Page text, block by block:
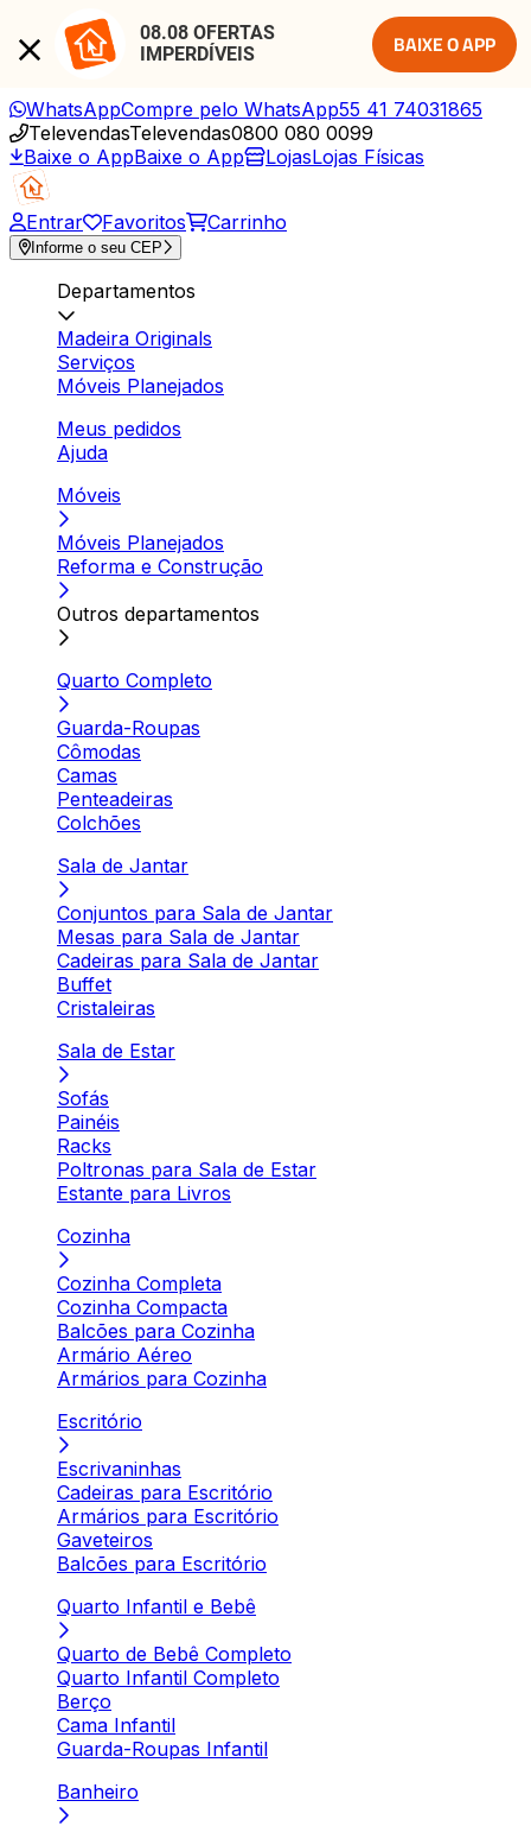
08.08 OFERTAS
IMPERDÍVEIS
BAIXE O APP
WhatsAppCompre pelo WhatsApp55 41 74031865
TelevendasTelevendas0800 080 0099
Baixe o AppBaixe o App LojasLojas Físicas
Entrar Favoritos Carrinho
Informe o seu CEP
Departamentos
Madeira Originals
Serviços
Móveis Planejados
Meus pedidos
Ajuda
Móveis
Móveis Planejados
Reforma e Construção
Outros departamentos
Quarto Completo
Guarda-Roupas
Cômodas
Camas
Penteadeiras
Colchões
Sala de Jantar
Conjuntos para Sala de Jantar
Mesas para Sala de Jantar
Cadeiras para Sala de Jantar
Buffet
Cristaleiras
Sala de Estar
Sofás
Painéis
Racks
Poltronas para Sala de Estar
Estante para Livros
Cozinha
Cozinha Completa
Cozinha Compacta
Balcões para Cozinha
Armário Aéreo
Armários para Cozinha
Escritório
Escrivaninhas
Cadeiras para Escritório
Armários para Escritório
Gaveteiros
Balcões para Escritório
Quarto Infantil e Bebê
Quarto de Bebê Completo
Quarto Infantil Completo
Berço
Cama Infantil
Guarda-Roupas Infantil
Banheiro